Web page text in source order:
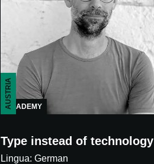
ACADEMY
AUSTRIA
Type instead of technology
Lingua: German